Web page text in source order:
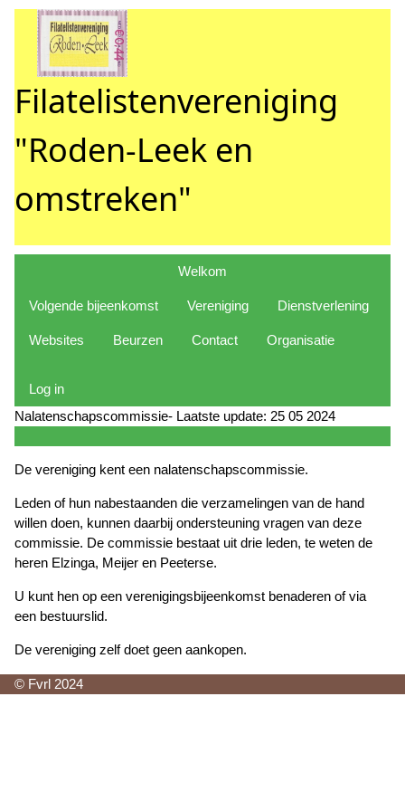
Filatelistenvereniging
"Roden-Leek en
omstreken"
Welkom
Volgende bijeenkomst Vereniging Dienstverlening
Websites Beurzen Contact Organisatie
Log in
Nalatenschapscommissie- Laatste update: 25 05 2024
De vereniging kent een nalatenschapscommissie.
Leden of hun nabestaanden die verzamelingen van de hand
willen doen, kunnen daarbij ondersteuning vragen van deze
commissie. De commissie bestaat uit drie leden, te weten de
heren Elzinga, Meijer en Peeterse.
U kunt hen op een verenigingsbijeenkomst benaderen of via
een bestuurslid.
De vereniging zelf doet geen aankopen.
© Fvrl 2024